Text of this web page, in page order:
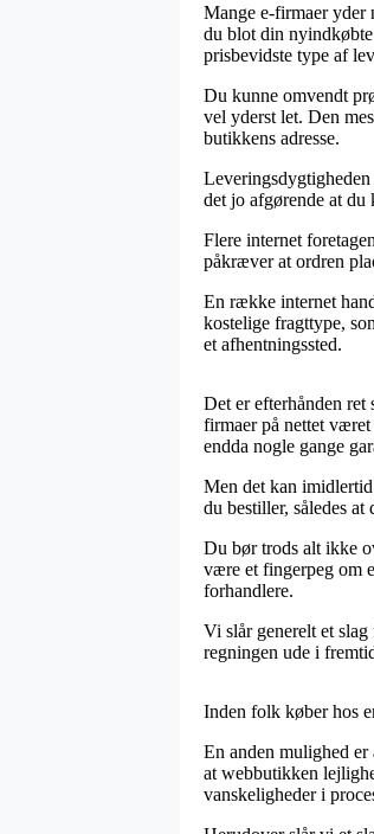
Mange e-firmaer yder
du blot din nyindkøbte
prisbevidste type af
Du kunne omvendt
vel yderst let. Den
butikkens adresse.
det jo afgørende at du
Flere internet
påkræver at ordren
En række internet
kostelige fragttype,
et afhentningssted.
Det er efterhånden ret
firmaer på nettet
endda nogle gange
Men det kan
du bestiller, således at
Du bør trods alt ikke
være et fingerpeg om
forhandlere.
Vi slår generelt et
regningen ude i
Inden folk køber hos
En anden mulighed
at webbutikken
vanskeligheder i